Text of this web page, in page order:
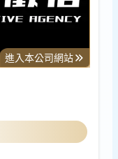
進入本公司網站